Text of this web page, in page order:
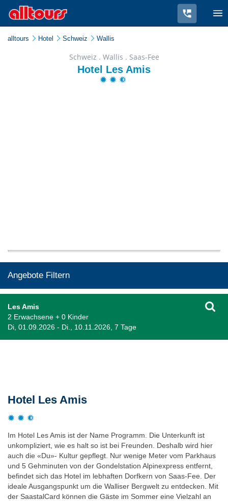
alltours Hotel Schweiz Wallis
Schweiz . Wallis . Saas-Fee
Hotel Les Amis
Angebote Filtern
Les Amis
2 Erwachsene + 0 Kinder
Di, 01.09.2026 - Di., 10.11.2026, 7 Tage
Hotel Les Amis
Im Hotel Les Amis ist der Name Programm. Die Unterkunft ist
unkompliziert, wie es halt so ist bei Freunden. Deshalb wird hier
auch die «Du»- Kultur gepflegt. Nur wenige Meter vom Parkhaus
und 5 Gehminuten von der Gondelstation Alpinexpress entfernt,
befindet sich das Hotel im lebhaften Dorfkern von Saas-Fee. Der
ideale Ausgangspunkt um die Walliser Bergwelt zu entdecken. Mit
der SaastalCard können die Gäste im Sommer eine Vielzahl an